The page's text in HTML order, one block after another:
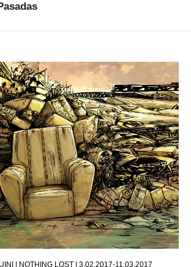
| NOTHING LOST | 3.02.2017-11.03.2017